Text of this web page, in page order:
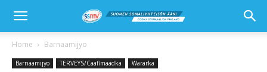
Home Barnaamijyo
Barnaamijyo TERVEYS/Caafimaadka Wararka